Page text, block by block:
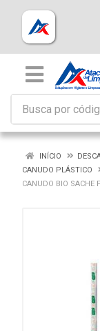
INÍCIO
CANUDO PLÁSTICO
CANUDO BIO SACHE